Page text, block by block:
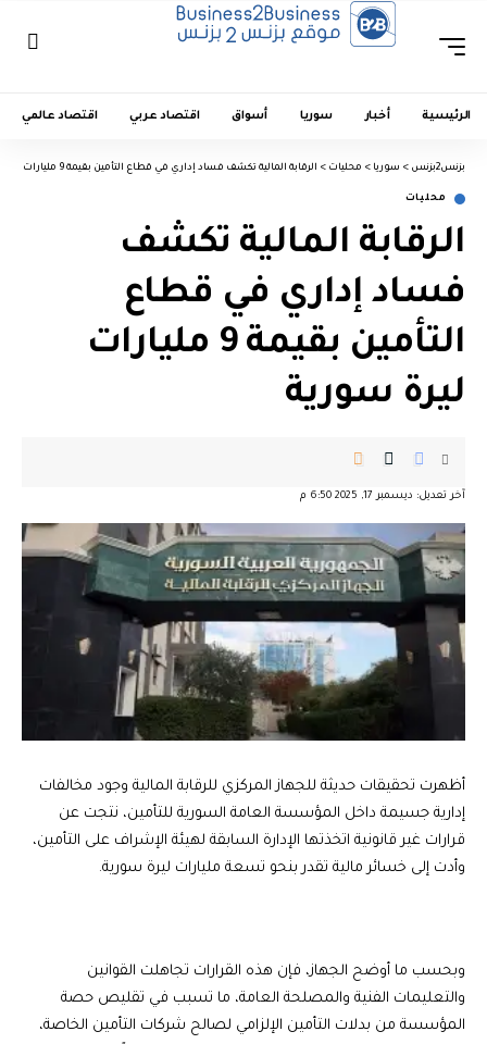
الرئيسية أخبار سوريا أسواق اقتصاد عربي اقتصاد عالمي
بزنس2بزنس > سوريا > محليات > الرقابة المالية تكشف فساد إداري في قطاع التأمين بقيمة 9 مليارات ليرة سورية
محليات
الرقابة المالية تكشف
فساد إداري في قطاع
التأمين بقيمة 9 مليارات
ليرة سورية
آخر تعديل: ديسمبر 17, 2025 6:50 م
أظهرت تحقيقات حديثة للجهاز المركزي للرقابة المالية وجود مخالفات
إدارية جسيمة داخل المؤسسة العامة السورية للتأمين، نتجت عن
قرارات غير قانونية اتخذتها الإدارة السابقة لهيئة الإشراف على التأمين،
وأدت إلى خسائر مالية تقدر بنحو تسعة مليارات ليرة سورية.
وبحسب ما أوضح الجهاز، فإن هذه القرارات تجاهلت القوانين
والتعليمات الفنية والمصلحة العامة، ما تسبب في تقليص حصة
المؤسسة من بدلات التأمين الإلزامي لصالح شركات التأمين الخاصة،